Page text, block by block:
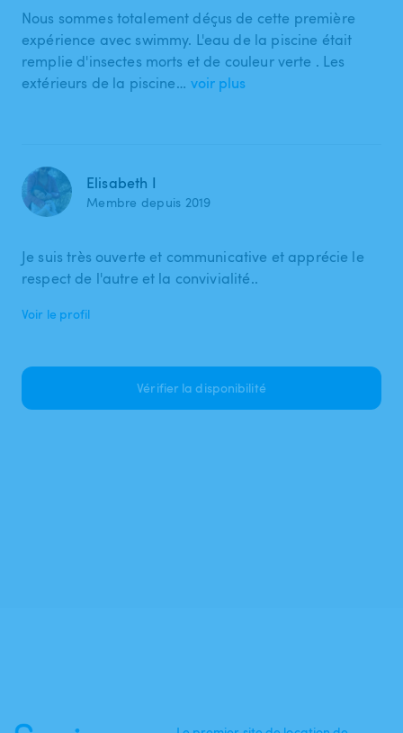
Nous sommes totalement déçus de cette première
expérience avec swimmy. L'eau de la piscine était
remplie d'insectes morts et de couleur verte . Les
extérieurs de la piscine… voir plus
Elisabeth I
Membre depuis 2019
Je suis très ouverte et communicative et apprécie le
respect de l'autre et la convivialité..
Voir le profil
Vérifier la disponibilité